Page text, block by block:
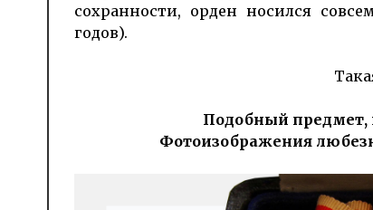
сохранности, орден носился
годов).
Подобный предмет,
Фотоизображения